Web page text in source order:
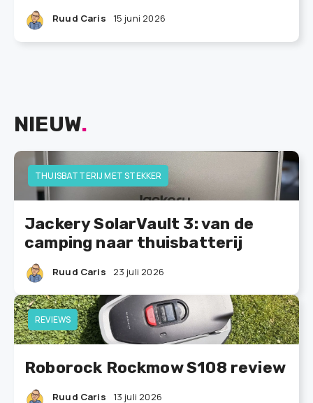
Ruud Caris 15 juni 2026
NIEUW.
THUISBATTERIJ MET STEKKER
Jackery SolarVault 3: van de
camping naar thuisbatterij
Ruud Caris 23 juli 2026
REVIEWS
Roborock Rockmow S108 review
Ruud Caris 13 juli 2026